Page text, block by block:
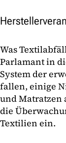
Was
Parlamant in
System der
fallen, einige
und Matratzen
die
Textilien ein.